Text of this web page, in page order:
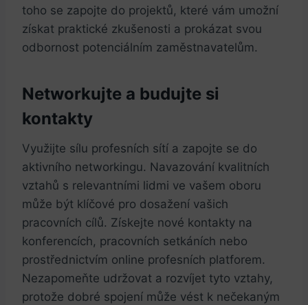
toho se zapojte do projektů, které vám umožní
získat praktické zkušenosti ​a prokázat svou
odbornost potenciálním zaměstnavatelům.
Networkujte a budujte si
kontakty
Využijte sílu profesních sítí a zapojte se do
aktivního⁣ networkingu. Navazování kvalitních
vztahů s relevantními lidmi ve vašem oboru
může být klíčové ⁣pro dosažení vašich
pracovních cílů.​ Získejte ‍nové kontakty na
konferencích, pracovních setkáních nebo
prostřednictvím online profesních platforem.
⁢Nezapomeňte udržovat a rozvíjet tyto vztahy,‍
protože dobré spojení může vést⁣ k nečekaným